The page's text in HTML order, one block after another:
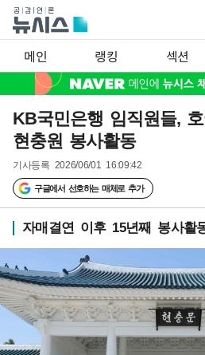
메인 랭킹 섹션
KB국민은행 임직원들,
현충원 봉사활동
기사등록 2026/06/01 16:09:42
구글에서 선호하는 매체로 추가
자매결연 이후 15년째 봉사활